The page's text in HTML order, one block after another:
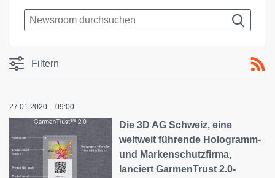
Filtern
27.01.2020 – 09:00
Die 3D AG Schweiz, eine
weltweit führende Hologramm-
und Markenschutzfirma,
lanciert GarmenTrust 2.0-